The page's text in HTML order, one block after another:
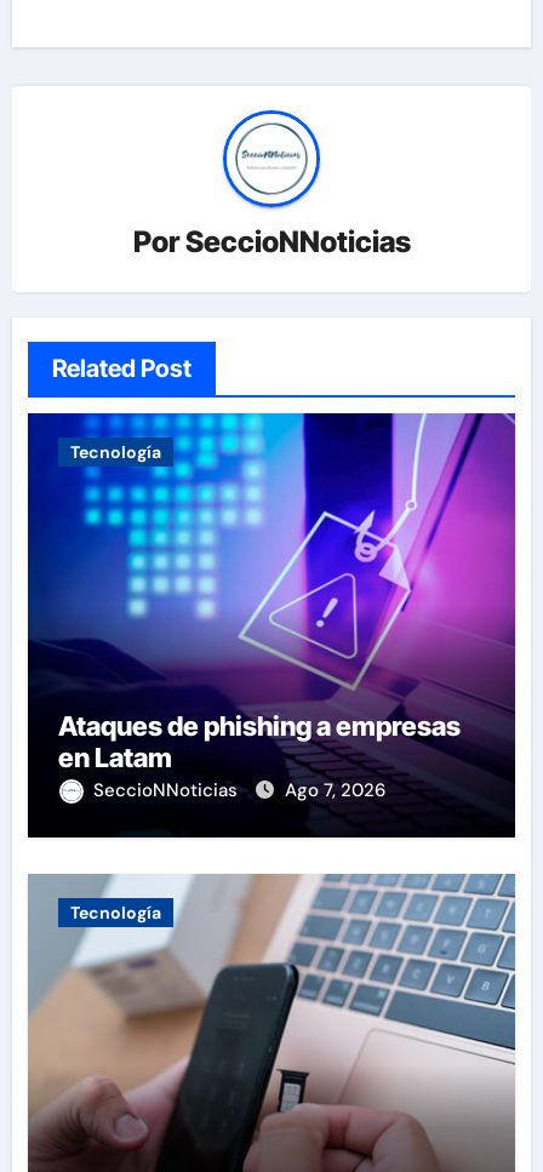
PorSeccioNNoticias
Related Post
Tecnología
Ataques de phishing a empresas
en Latam
SeccioNNoticias Ago 7, 2026
Tecnología